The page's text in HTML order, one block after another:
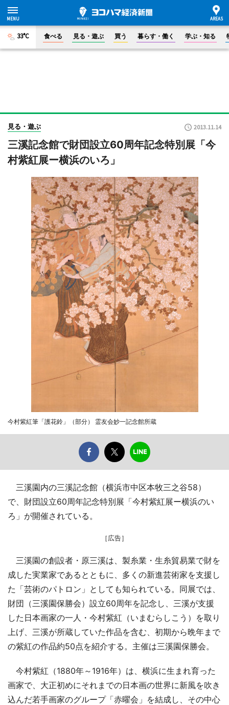
33°C 食べる 見る・遊ぶ 買う 暮らす・働く 学ぶ・知る
見る・遊ぶ 2013.11.14
三溪記念館で財団設立60周年記念特別展「今
村紫紅展ー横浜のいろ」
今村紫紅筆「護花鈴」（部分） 霊友会妙一記念館所蔵
三溪園内の三溪記念館（横浜市中区本牧三之谷58）
で、財団設立60周年記念特別展「今村紫紅展ー横浜のい
ろ」が開催されている。
［広告］
三溪園の創設者・原三溪は、製糸業・生糸貿易業で財を
成した実業家であるとともに、多くの新進芸術家を支援し
た「芸術のパトロン」としても知られている。同展では、
財団（三溪園保勝会）設立60周年を記念し、三溪が支援
した日本画家の一人・今村紫紅（いまむらしこう）を取り
上げ、三溪が所蔵していた作品を含む、初期から晩年まで
の紫紅の作品約50点を紹介する。主催は三溪園保勝会。
今村紫紅（1880年～1916年）は、横浜に生まれ育った
画家で、大正初めにそれまでの日本画の世界に新風を吹き
込んだ若手画家のグループ「赤曜会」を結成し、その中心